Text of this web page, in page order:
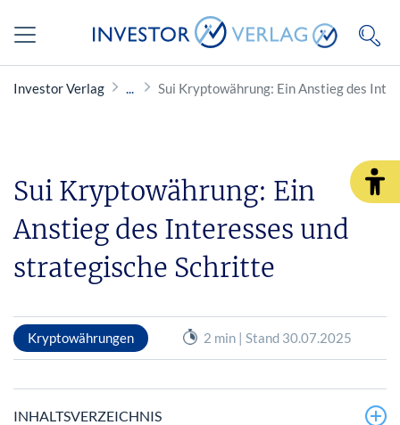
Investor Verlag Sui Kryptowährung: Ein Anstieg des
Sui Kryptowährung: Ein
Anstieg des Interesses und
strategische Schritte
Kryptowährungen 2 min | Stand 30.07.2025
INHALTSVERZEICHNIS